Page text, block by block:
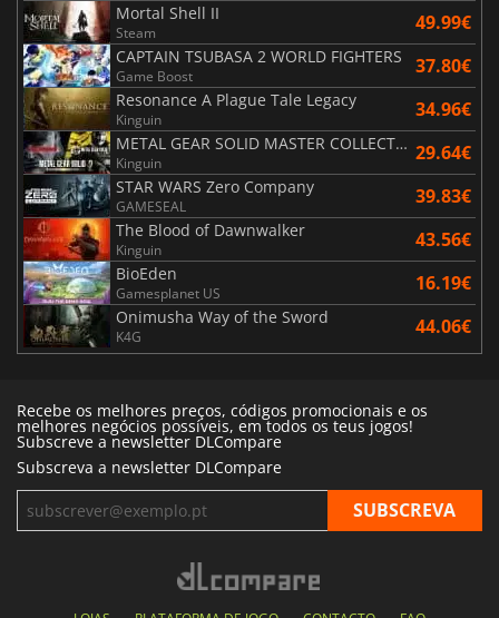
Mortal Shell II
Steam 49.99€
CAPTAIN TSUBASA 2 WORLD FIGHTERS
Game Boost 37.80€
Resonance A Plague Tale Legacy
Kinguin 34.96€
METAL GEAR SOLID MASTER COLLECTION Vol.2
Kinguin 29.64€
STAR WARS Zero Company
GAMESEAL 39.83€
The Blood of Dawnwalker
Kinguin 43.56€
BioEden
Gamesplanet US 16.19€
Onimusha Way of the Sword
K4G 44.06€
Recebe os melhores preços, códigos promocionais e os
melhores negócios possíveis, em todos os teus jogos!
Subscreve a newsletter DLCompare
Subscreva a newsletter DLCompare